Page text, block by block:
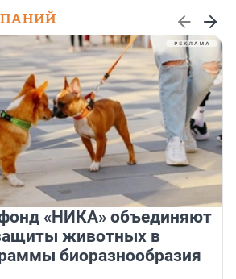
«НИКА» объединяют
животных в
биоразнообразия